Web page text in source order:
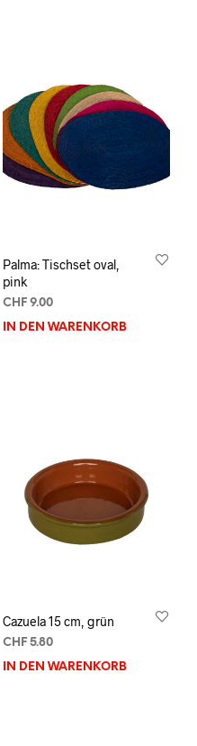
Palma: Tischset oval,
pink
CHF9.00
IN DEN WARENKORB
Cazuela 15 cm, grün
CHF5.80
IN DEN WARENKORB